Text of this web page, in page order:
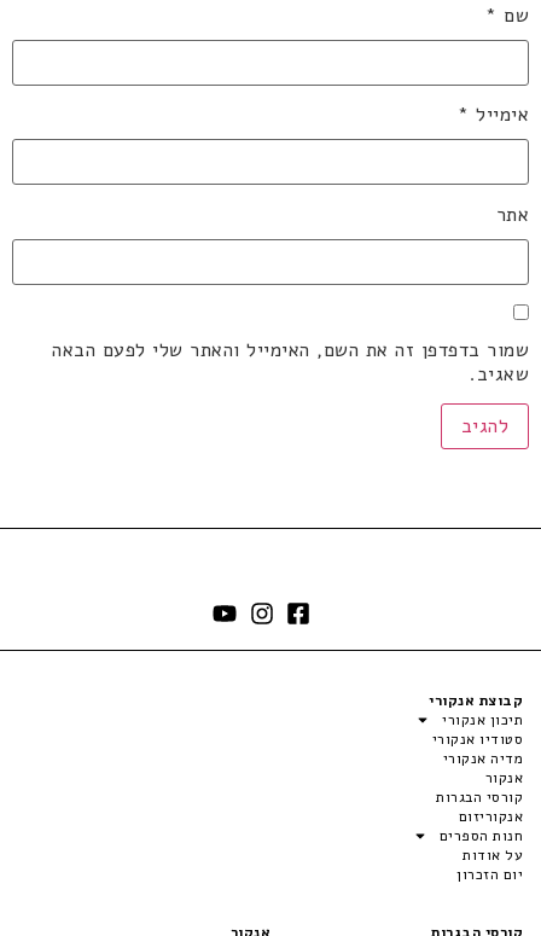
שם *
אימייל *
אתר
שמור בדפדפן זה את השם, האימייל והאתר שלי לפעם הבאה
שאגיב.
קבוצת אנקורי
תיכון אנקורי
סטודיו אנקורי
מדיה אנקורי
אנקור
קורסי הבגרות
אנקוריזום
חנות הספרים
על אודות
יום הזכרון